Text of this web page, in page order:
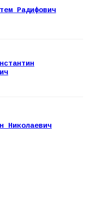
Радифович
Николаевич